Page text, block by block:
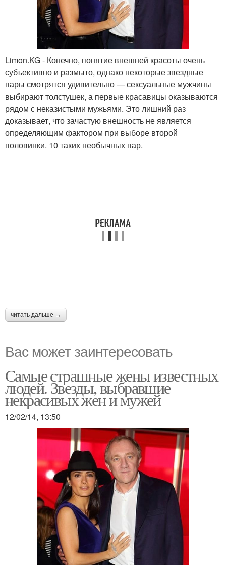
Limon.KG - Конечно, понятие внешней красоты очень
субъективно и размыто, однако некоторые звездные
пары смотрятся удивительно — сексуальные мужчины
выбирают толстушек, а первые красавицы оказываются
рядом с неказистыми мужьями. Это лишний раз
доказывает, что зачастую внешность не является
определяющим фактором при выборе второй
половинки. 10 таких необычных пар.
читать дальше →
Вас может заинтересовать
Самые страшные жены известных
людей. Звезды, выбравшие
некрасивых жен и мужей
12/02/14, 13:50